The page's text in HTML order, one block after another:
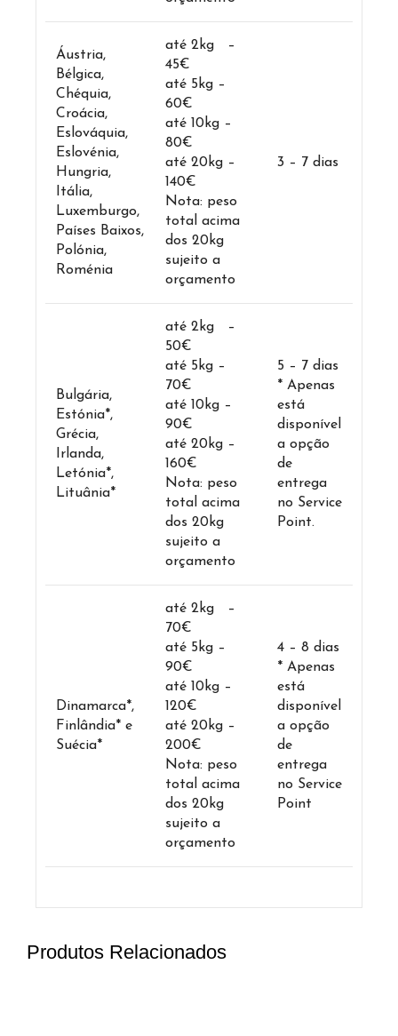
Áustria,
Bélgica,
Chéquia,
Croácia,
Eslováquia,
Eslovénia,
Hungria,
Itália,
Luxemburgo,
Países Baixos,
Polónia,
Roménia
até 2kg –
45€
até 5kg –
60€
até 10kg –
80€
até 20kg –
140€
Nota: peso
total acima
dos 20kg
sujeito a
orçamento
3 – 7 dias
Bulgária,
Estónia*,
Grécia,
Irlanda,
Letónia*,
Lituânia*
até 2kg –
50€
até 5kg –
70€
até 10kg –
90€
até 20kg –
160€
Nota: peso
total acima
dos 20kg
sujeito a
orçamento
5 – 7 dias
* Apenas
está
disponível
a opção
de
entrega
no Service
Point.
Dinamarca*,
Finlândia* e
Suécia*
até 2kg –
70€
até 5kg –
90€
até 10kg –
120€
até 20kg –
200€
Nota: peso
total acima
dos 20kg
sujeito a
orçamento
4 – 8 dias
* Apenas
está
disponível
a opção
de
entrega
no Service
Point
Produtos Relacionados